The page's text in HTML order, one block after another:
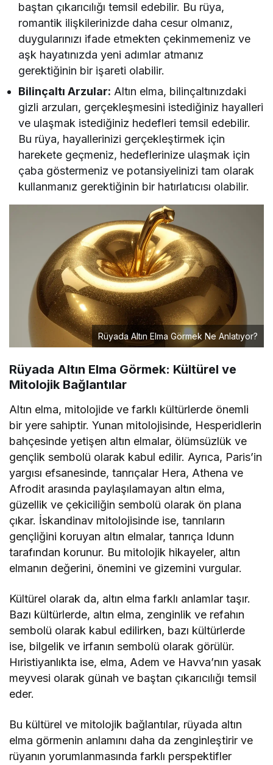
baştan çıkarıcılığı temsil edebilir. Bu rüya,
romantik ilişkilerinizde daha cesur olmanız,
duygularınızı ifade etmekten çekinmemeniz ve
aşk hayatınızda yeni adımlar atmanız
gerektiğinin bir işareti olabilir.
Bilinçaltı Arzular: Altın elma, bilinçaltınızdaki
gizli arzuları, gerçekleşmesini istediğiniz hayalleri
ve ulaşmak istediğiniz hedefleri temsil edebilir.
Bu rüya, hayallerinizi gerçekleştirmek için
harekete geçmeniz, hedeflerinize ulaşmak için
çaba göstermeniz ve potansiyelinizi tam olarak
kullanmanız gerektiğinin bir hatırlatıcısı olabilir.
Rüyada Altın Elma Görmek Ne Anlatıyor?
Rüyada Altın Elma Görmek: Kültürel ve
Mitolojik Bağlantılar
Altın elma, mitolojide ve farklı kültürlerde önemli
bir yere sahiptir. Yunan mitolojisinde, Hesperidlerin
bahçesinde yetişen altın elmalar, ölümsüzlük ve
gençlik sembolü olarak kabul edilir. Ayrıca, Paris’in
yargısı efsanesinde, tanrıçalar Hera, Athena ve
Afrodit arasında paylaşılamayan altın elma,
güzellik ve çekiciliğin sembolü olarak ön plana
çıkar. İskandinav mitolojisinde ise, tanrıların
gençliğini koruyan altın elmalar, tanrıça Idunn
tarafından korunur. Bu mitolojik hikayeler, altın
elmanın değerini, önemini ve gizemini vurgular.
Kültürel olarak da, altın elma farklı anlamlar taşır.
Bazı kültürlerde, altın elma, zenginlik ve refahın
sembolü olarak kabul edilirken, bazı kültürlerde
ise, bilgelik ve irfanın sembolü olarak görülür.
Hıristiyanlıkta ise, elma, Adem ve Havva’nın yasak
meyvesi olarak günah ve baştan çıkarıcılığı temsil
eder.
Bu kültürel ve mitolojik bağlantılar, rüyada altın
elma görmenin anlamını daha da zenginleştirir ve
rüyanın yorumlanmasında farklı perspektifler